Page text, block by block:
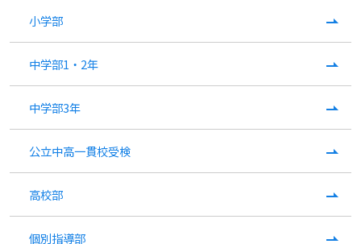
小学部
中学部1・2年
中学部3年
公立中高一貫校受検
高校部
個別指導部